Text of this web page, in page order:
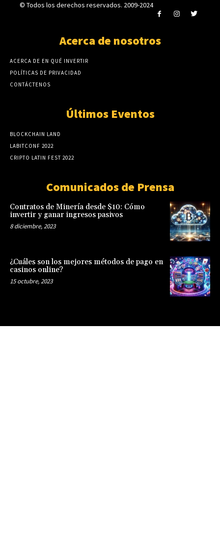
© Todos los derechos reservados. 2009-2024
Acerca de nosotros
ACERCA DE EN QUÉ INVERTIR
POLÍTICAS DE PRIVACIDAD
CONTÁCTENOS
Últimos Eventos
BLOCKCHAIN LAND
LABITCONF 2022
CRIPTO LATIN FEST 2022
Comunicados de Prensa
Contratos de Minería desde $10: Cómo
invertir y ganar ingresos pasivos
8 diciembre, 2023
¿Cuáles son los mejores métodos de pago en
casinos online?
15 octubre, 2023